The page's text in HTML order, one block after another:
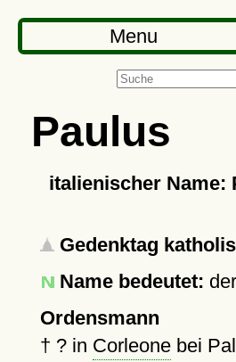
Menu
Paulus
italienischer Name:
Gedenktag
Name bedeutet:
Ordensmann
† ?in Corleonebei